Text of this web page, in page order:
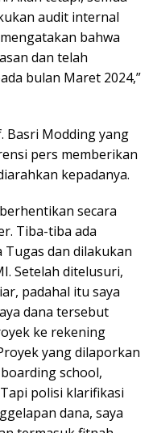
audit internal
bahwa
dan telah
bulan Maret 2024,”
Basri Modding yang
pers memberikan
kepadanya.
secara
Tiba-tiba ada
Tugas dan dilakukan
Setelah ditelusuri,
padahal itu saya
dana tersebut
ke rekening
yang dilaporkan
school,
polisi klarifikasi
dana, saya